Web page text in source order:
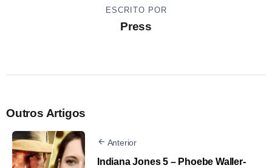
ESCRITO POR
Press
Outros Artigos
Anterior
Indiana Jones 5 – Phoebe Waller-